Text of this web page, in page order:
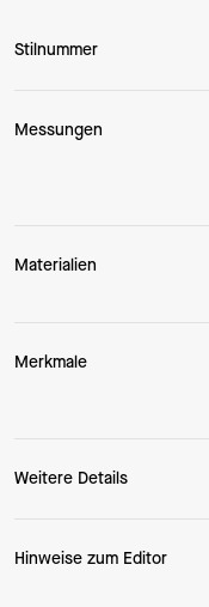
Stilnummer
Messungen
Materialien
Merkmale
Weitere Details
Hinweise zum Editor